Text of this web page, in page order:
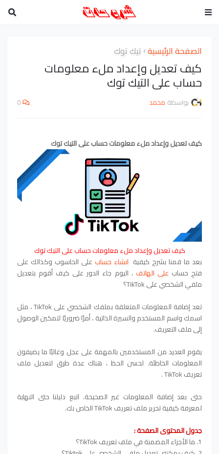
الصفحة الرئيسية تيك توك
كيف تعديل وإعداد ملء معلومات
حساب على التيك توك
بواسطة محمد 0
كيف تعديل وإعداد ملء معلومات حساب على التيك توك
كيف تعديل وإعداد ملء معلومات حساب على التيك توك
بعد ما قمنا بشرح كيفية انشاء حساب على الحاسوب وكذالك على
فتح حساب على الهاتف ، اليوم جاء الدور على كيف أقوم بتعديل
ملفي الشخصي على TikTok؟
تعد إضافة المعلومات المتعلقة بملفك الشخصي على TikTok ، مثل
اسمك واسم المستخدم والسيرة الذاتية ، أمرًا ضروريًا لتمكين الوصول
إلى ملف التعريف.
يقوم العديد من المستخدمين بالمهمة على عجل وغالبًا ما يضيفون
المعلومات الخاطئة. لحسن الحظ ، هناك عدة طرق لتعديل ملف
تعريف TikTok .
حتى بعد إضافة المعلومات غير الصحيحة. اتبع دليلنا حتى النهاية
لمعرفة كيفية تحرير ملف تعريف TikTok الخاص بك.
جدول المحتوى الصفحة :
1. ما الأجزاء المضمنة في ملف تعريف TikTok؟